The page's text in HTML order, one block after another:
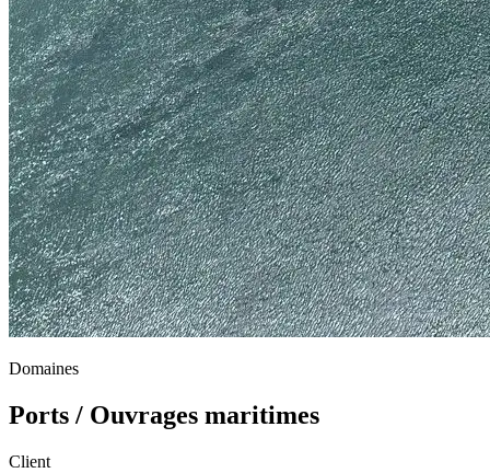
Domaines
Ports / Ouvrages maritimes
Client